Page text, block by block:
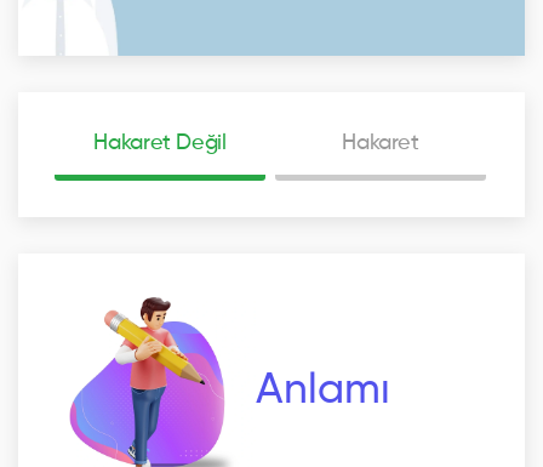
Hakaret Değil Hakaret
Anlamı